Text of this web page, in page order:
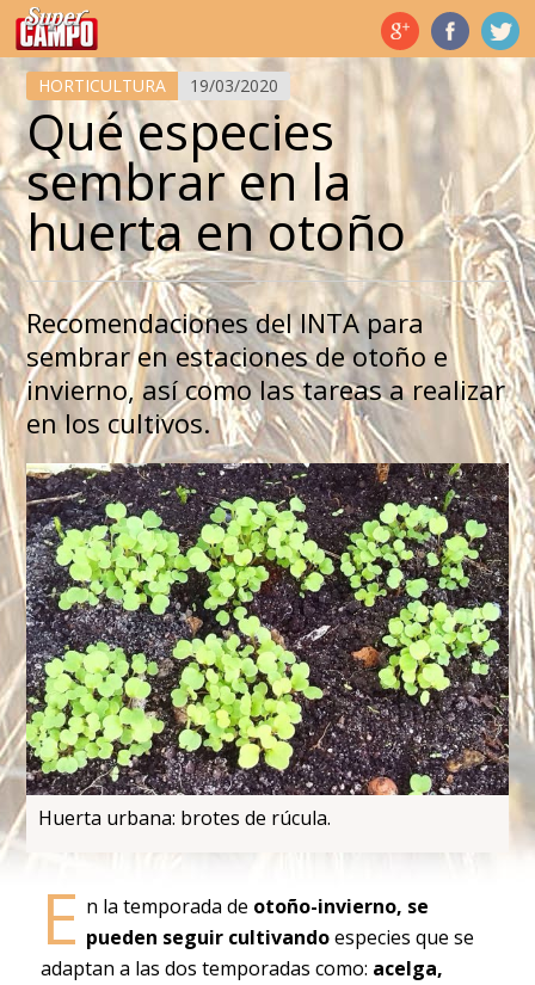
Temas de hoy
HORTICULTURA 19/03/2020
Qué especies
sembrar en la
huerta en otoño
Recomendaciones del INTA para
sembrar en estaciones de otoño e
invierno, así como las tareas a realizar
en los cultivos.
Huerta urbana: brotes de rúcula.
E n la temporada de otoño-invierno, se
pueden seguir cultivandoespecies que se
adaptan a las dos temporadas como: acelga,